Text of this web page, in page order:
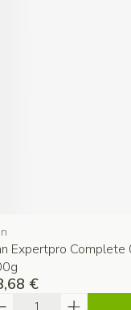
Expertpro
€